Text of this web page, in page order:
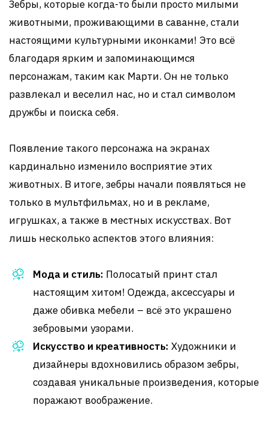
Зебры, которые когда-то были просто милыми
животными, проживающими в саванне, стали
настоящими культурными иконками! Это всё
благодаря ярким и запоминающимся
персонажам, таким как Марти. Он не только
развлекал и веселил нас, но и стал символом
дружбы и поиска себя.
Появление такого персонажа на экранах
кардинально изменило восприятие этих
животных. В итоге, зебры начали появляться не
только в мультфильмах, но и в рекламе,
игрушках, а также в местных искусствах. Вот
лишь несколько аспектов этого влияния:
Мода и стиль: Полосатый принт стал
настоящим хитом! Одежда, аксессуары и
даже обивка мебели – всё это украшено
зебровыми узорами.
Искусство и креативность: Художники и
дизайнеры вдохновились образом зебры,
создавая уникальные произведения, которые
поражают воображение.